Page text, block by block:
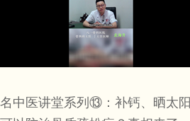
名中医讲堂系列⑬：补钙、晒太阳